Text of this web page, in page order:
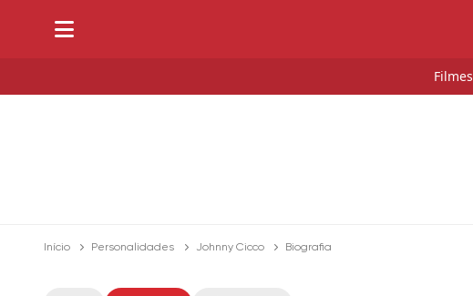
Filmes
Início Personalidades Johnny Cicco Biografia